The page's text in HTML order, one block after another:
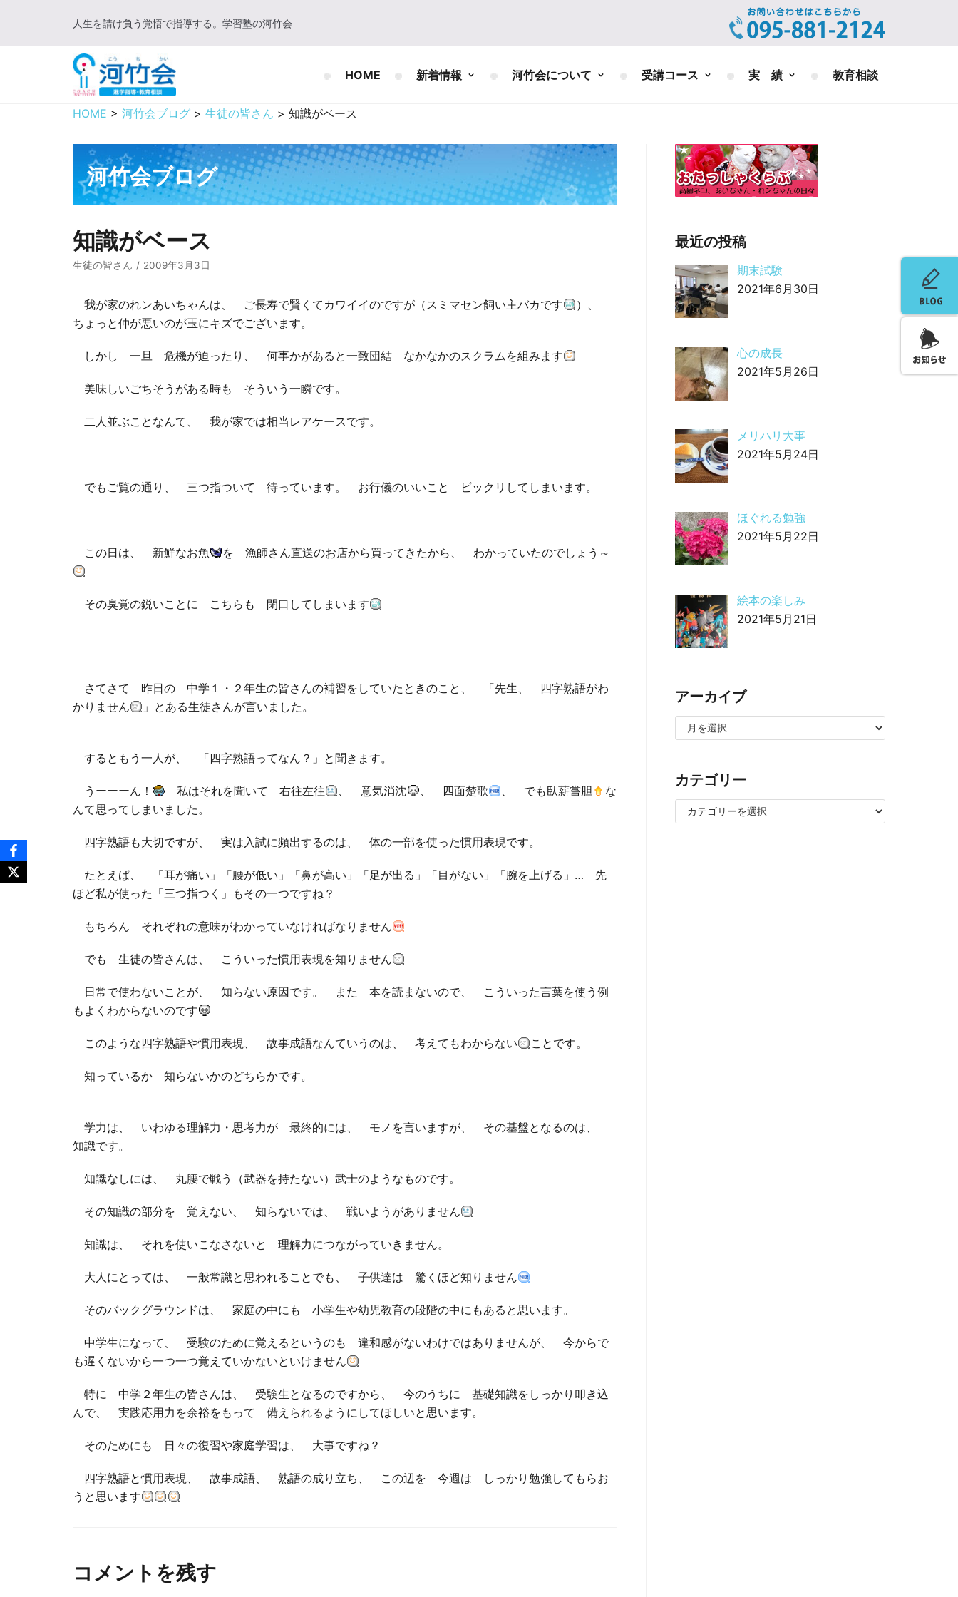
人生を請け負う覚悟で指導する。学習塾の河竹会
HOME 新着情報 河竹会について 受講コース 実 績 教育相談
HOME > 河竹会ブログ > 生徒の皆さん > 知識がベース
河竹会ブログ
知識がベース
生徒の皆さん 2009年3月3日
我が家のれンあいちゃんは、 ご長寿で賢くてカワイイのですが（スミマセン飼い主バカです
）、
ちょっと仲が悪いのが玉にキズでございます。
しかし 一旦 危機が迫ったり、 何事かがあると一致団結 なかなかのスクラムを組みます
美味しいごちそうがある時も そういう一瞬です。
二人並ぶことなんて、 我が家では相当レアケースです。
でもご覧の通り、 三つ指ついて 待っています。 お行儀のいいこと ビックリしてしまいます。
この日は、 新鮮なお魚 を 漁師さん直送のお店から買ってきたから、 わかっていたのでしょう～
その臭覚の鋭いことに こちらも 閉口してしまいます
さてさて 昨日の 中学１・２年生の皆さんの補習をしていたときのこと、 「先生、 四字熟語がわ
かりません
」とある生徒さんが言いました。
するともう一人が、 「四字熟語ってなん？」と聞きます。
うーーーん！ 私はそれを聞いて 右往左往 、 意気消沈 、 四面楚歌 、 でも臥薪嘗胆
な
んて思ってしまいました。
四字熟語も大切ですが、 実は入試に頻出するのは、 体の一部を使った慣用表現です。
たとえば、 「耳が痛い」「腰が低い」「鼻が高い」「足が出る」「目がない」「腕を上げる」… 先
ほど私が使った「三つ指つく」もその一つですね？
もちろん それぞれの意味がわかっていなければなりません
でも 生徒の皆さんは、 こういった慣用表現を知りません
日常で使わないことが、 知らない原因です。 また 本を読まないので、 こういった言葉を使う例
もよくわからないのです
このような四字熟語や慣用表現、 故事成語なんていうのは、 考えてもわからない ことです。
知っているか 知らないかのどちらかです。
学力は、 いわゆる理解力・思考力が 最終的には、 モノを言いますが、 その基盤となるのは、
知識です。
知識なしには、 丸腰で戦う（武器を持たない）武士のようなものです。
その知識の部分を 覚えない、 知らないでは、 戦いようがありません
知識は、 それを使いこなさないと 理解力につながっていきません。
大人にとっては、 一般常識と思われることでも、 子供達は 驚くほど知りません
そのバックグラウンドは、 家庭の中にも 小学生や幼児教育の段階の中にもあると思います。
中学生になって、 受験のために覚えるというのも 違和感がないわけではありませんが、 今からで
も遅くないから一つ一つ覚えていかないといけません
特に 中学２年生の皆さんは、 受験生となるのですから、 今のうちに 基礎知識をしっかり叩き込
んで、 実践応用力を余裕をもって 備えられるようにしてほしいと思います。
そのためにも 日々の復習や家庭学習は、 大事ですね？
四字熟語と慣用表現、 故事成語、 熟語の成り立ち、 この辺を 今週は しっかり勉強してもらお
うと思います
コメントを残す
最近の投稿
期末試験
2021年6月30日
心の成長
2021年5月26日
メリハリ大事
2021年5月24日
ほぐれる勉強
2021年5月22日
絵本の楽しみ
2021年5月21日
アーカイブ
カテゴリー